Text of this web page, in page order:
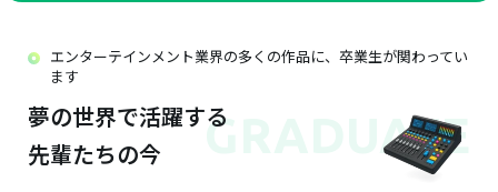
エンターテインメント業界の多くの作品に、卒業生が関わってい
ます
夢の世界で活躍する
先輩たちの今
GRADUATE